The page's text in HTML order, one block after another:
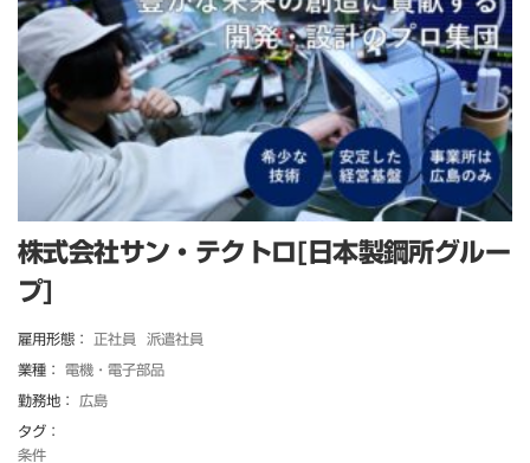
株式会社サン・テクトロ[日本製鋼所グルー
プ]
雇用形態： 正社員 派遣社員
業種： 電機・電子部品
勤務地： 広島
タグ：
条件